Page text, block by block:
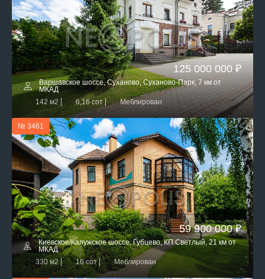
125 000 000 ₽
Варшавское шоссе, Суханово, Суханово-Парк, 7 км от
МКАД
142 м2
6,16 сот Меблирован
№ 3461
59 900 000 ₽
Киевское/Калужское шоссе, Губцево, КП Светлый, 21 км от
МКАД
330 м2
16 сот Меблирован